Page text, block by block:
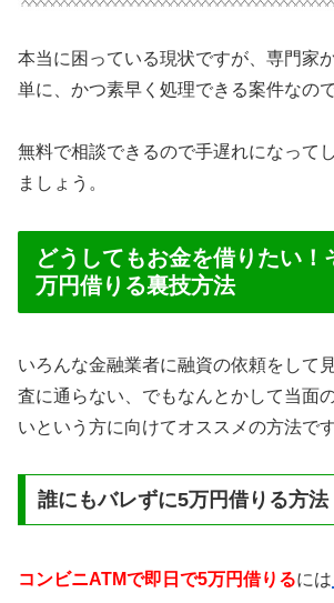
本当に困っている現状ですが、専門家
単に、かつ素早く処理できる案件なので
無料で相談できるので手遅れになって
ましょう。
どうしてもお金を借りたい！
万円借りる裏技方法
いろんな金融業者に融資の依頼をして
査に通らない、でもなんとかして当面
いという方に向けてオススメの方法です
誰にもバレずに5万円借りる方法
コンビニATMで即日で5万円借りるには